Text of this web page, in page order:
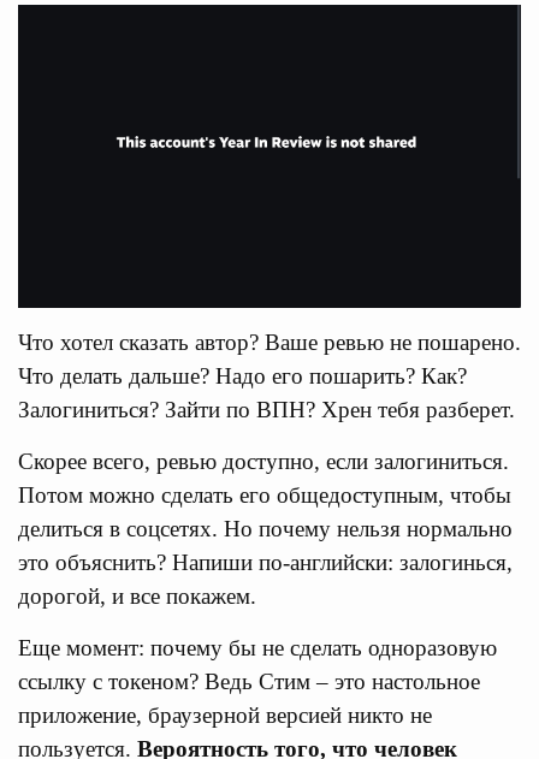
Что хотел сказать автор? Ваше ревью не пошарено.
Что делать дальше? Надо его пошарить? Как?
Залогиниться? Зайти по ВПН? Хрен тебя разберет.
Скорее всего, ревью доступно, если залогиниться.
Потом можно сделать его общедоступным, чтобы
делиться в соцсетях. Но почему нельзя нормально
это объяснить? Напиши по-английски: залогинься,
дорогой, и все покажем.
Еще момент: почему бы не сделать одноразовую
ссылку с токеном? Ведь Стим – это настольное
приложение, браузерной версией никто не
пользуется. Вероятность того, что человек